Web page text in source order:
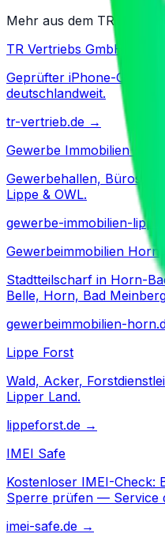
Mehr aus dem TR-Verbund
TR Vertriebs GmbH
Geprüfter iPhone-
deutschlandweit.
tr-vertrieb.de →
Gewerbe Immobilien Lippe
Gewerbehallen, Büros,
Lippe & OWL.
gewerbe-immobilien-
Gewerbeimmobilien Horn
Stadtteilscharf in Horn-
Belle, Horn, Bad
gewerbeimmobilien-
Lippe Forst
Wald, Acker,
Lipper Land.
lippeforst.de →
IMEI Safe
Kostenloser IMEI-Check:
Sperre prüfen — Service
imei-safe.de →